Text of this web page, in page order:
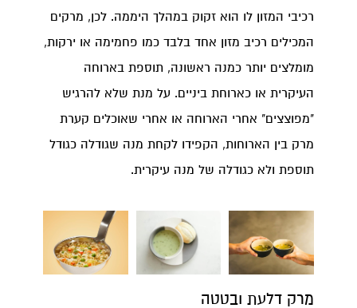
רכיבי המזון לו הוא זקוק במהלך היממה. לכן, מרקים
המכילים רכיב מזון אחד בלבד כמו פחמימה או ירקות,
מומלצים יותר כמנה ראשונה, תוספת בארוחה
העיקרית או כארוחת ביניים. על מנת שלא להרגיש
"מפוצצים" אחרי הארוחה או אחרי שאוכלים קערת
מרק בין הארוחות, הקפידו לקחת מנה שגודלה כגודל
תוספת ולא כגודלה של מנה עיקרית.
מרק דלעת ובטטה